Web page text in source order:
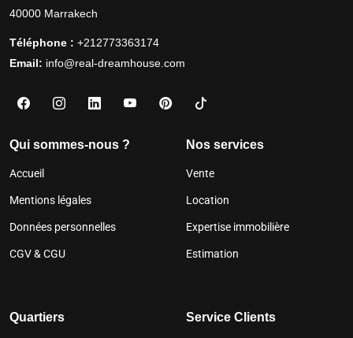
40000 Marrakech
Téléphone : +212773363174
Email: info@real-dreamhouse.com
Qui sommes-nous ?
Accueil
Mentions légales
Données personnelles
CGV & CGU
Nos services
Vente
Location
Expertise immobilière
Estimation
Quartiers Service Clients